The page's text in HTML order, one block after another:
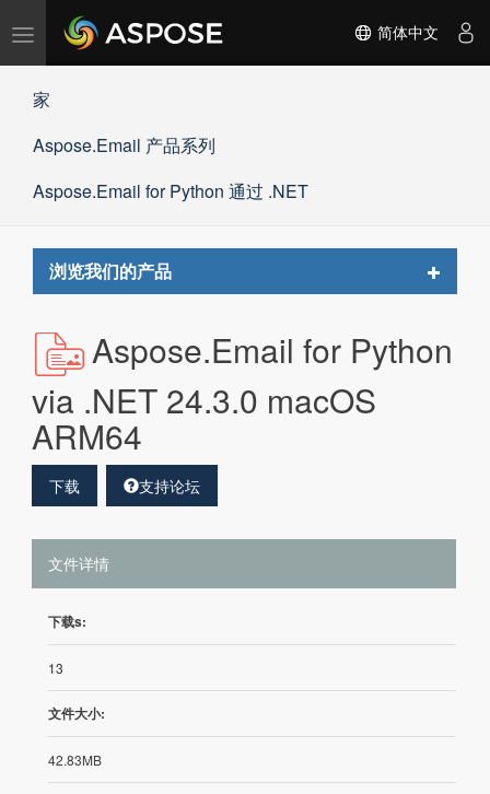
切
航
简体中文
家
Aspose.Email 产品系列
Aspose.Email for Python 通过 .NET
浏览我们的产品
Toggle
Aspose.Email for Python
via .NET 24.3.0 macOS
ARM64
下载 支持论坛
文件详情
下载s:
13
文件大小:
42.83MB